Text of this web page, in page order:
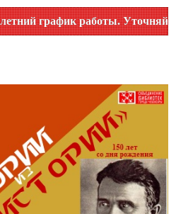
график работы. Уточняйте